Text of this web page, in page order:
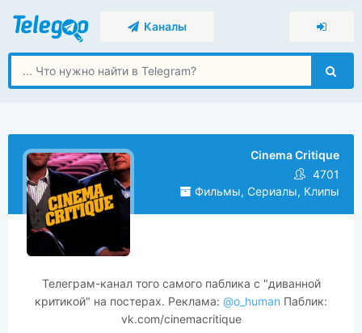
Каналы
Cinema Critique
4701
Фильмы, Сериалы, Клипы
Телеграм-канал того самого паблика с "диванной
критикой" на постерах. Реклама: @o_human Паблик:
vk.com/cinemacritique